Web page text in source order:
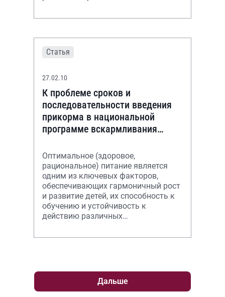
Статья
27.02.10
К проблеме сроков и
последовательности введения
прикорма в национальной
программе вскармливания
Оптимальное (здоровое,
рациональное) питание является
одним из ключевых факторов,
обеспечивающих гармоничный рост
и развитие детей, их способность к
обучению и устойчивость к
действию различных
среды [1, 2], обеспечивает м
Дальше